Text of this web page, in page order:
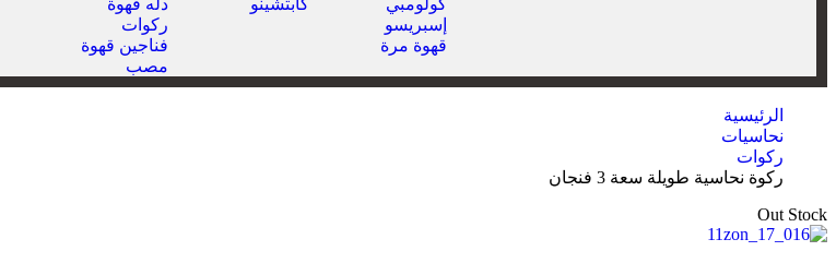
كولومبي
إسبريسو
قهوة مرة
كابتشينو
‏دله قهوة
ركوات
فناجين قهوة
مصب
الرئيسية
نحاسيات
ركوات
ركوة نحاسية طويلة سعة 3 فنجان
Out Stock